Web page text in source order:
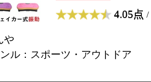
4.05点 /
や
ル：スポーツ・アウトドア